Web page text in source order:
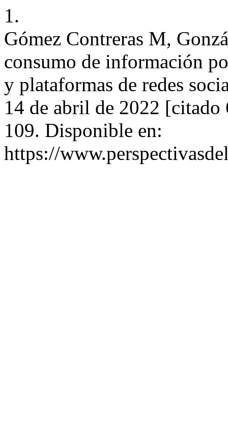
1.
Gómez Contreras M,
consumo de información
y plataformas de redes
14 de abril de 2022
109. Disponible en:
https://